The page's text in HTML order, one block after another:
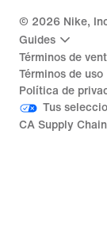
© 2026 Nike,
Guides
Términos de
Términos de uso
Política de
Tus
CA Supply